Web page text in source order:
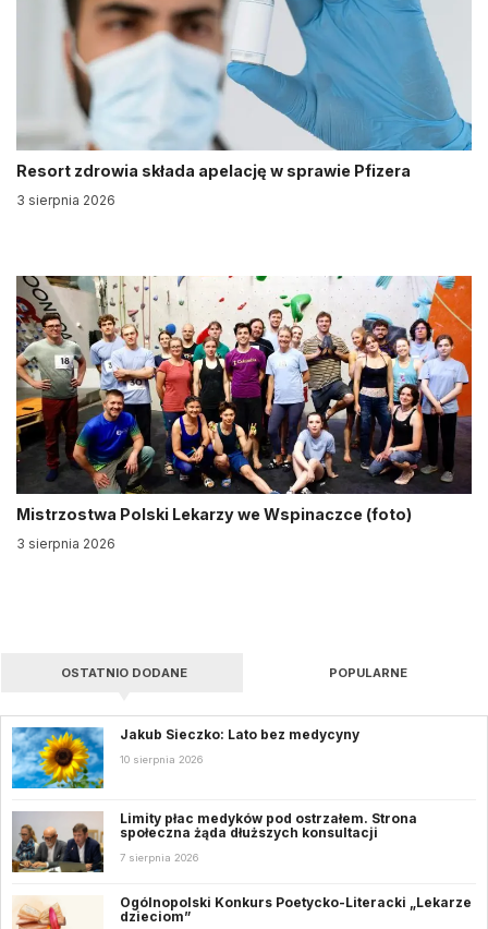
Resort zdrowia składa apelację w sprawie Pfizera
3 sierpnia 2026
Mistrzostwa Polski Lekarzy we Wspinaczce (foto)
3 sierpnia 2026
OSTATNIO DODANE POPULARNE
Jakub Sieczko: Lato bez medycyny
10 sierpnia 2026
Limity płac medyków pod ostrzałem. Strona
społeczna żąda dłuższych konsultacji
7 sierpnia 2026
Ogólnopolski Konkurs Poetycko-Literacki „Lekarze
dzieciom”